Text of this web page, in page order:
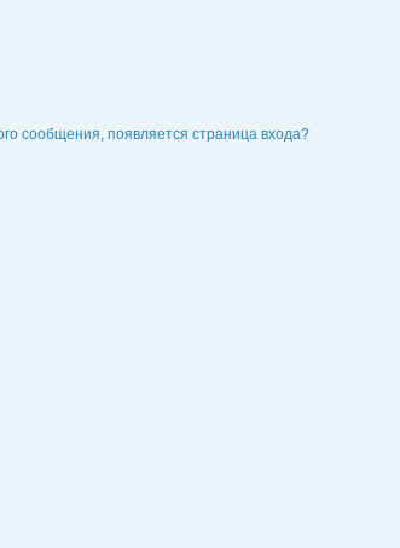
сообщения, появляется страница входа?